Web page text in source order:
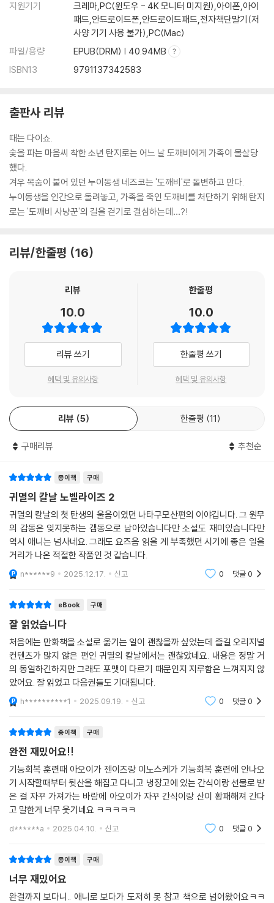
지원기기
크레마,PC(윈도우 - 4K 모니터 미지원),아이폰,아이
패드,안드로이드폰,안드로이드패드,전자책단말기(저
사양 기기 사용 불가),PC(Mac)
파일/용량
EPUB(DRM) | 40.94MB
ISBN13
9791137342583
출판사 리뷰
때는 다이쇼.
숯을 파는 마음씨 착한 소년 탄지로는 어느 날 도깨비에게 가족이 몰살당
했다.
겨우 목숨이 붙어 있던 누이동생 네즈코는 '도깨비'로 돌변하고 만다.
누이동생을 인간으로 돌려놓고, 가족을 죽인 도깨비를 처단하기 위해 탄지
로는 '도깨비 사냥꾼'의 길을 걷기로 결심하는데…?!
리뷰/한줄평 16
리뷰
10.0
리뷰 쓰기
혜택 및 유의사항
한줄평
10.0
한줄평 쓰기
혜택 및 유의사항
리뷰 5 한줄평 11
구매리뷰 추천순
종이책 구매
귀멸의 칼날 노벨라이즈 2
귀멸의 칼날의 첫 탄생의 울음이였던 나타구모산편의 이야깁니다. 그 원무
의 감동은 잊지못하는 갬동으로 남아있습니다만 소설도 재미있습니다만
역시 애니는 넘사네요. 그래도 요즈음 읽을 게 부족했던 시기에 좋은 일을
거리가 나온 적절한 작품인 것 같습니다.
n******9 2025.12.17. 신고 0 댓글0
eBook 구매
잘 읽었습니다
처음에는 만화책을 소설로 옮기는 일이 괜찮을까 싶었는데 즐길 오리지널
컨텐츠가 많지 않은 편인 귀멸의 칼날에서는 괜찮았네요. 내용은 정말 거
의 동일하긴하지만 그래도 포맷이 다르기 때문인지 지루함은 느껴지지 않
았어요. 잘 읽었고 다음권들도 기대됩니다.
h**********1 2025.09.19. 신고 0 댓글0
종이책 구매
완전 재밌어요!!
기능회복 훈련때 아오이가 젠이츠랑 이노스케가 기능회복 훈련에 안나오
기 시작할때부터 뒷산을 해집고 다니고 냉장고에 있는 간식이랑 선물로 받
은 걸 자꾸 가져가는 바람에 아오이가 자꾸 간식이랑 산이 황패해져 간다
고 말한게 너무 웃기네요 ㅋㅋㅋㅋㅋ
d******a 2025.04.10. 신고 0 댓글0
종이책 구매
너무 재밌어요
완결까지 보다니.. 애니로 보다가 도저히 못 참고 책으로 넘어왔어요ㅋㅋ